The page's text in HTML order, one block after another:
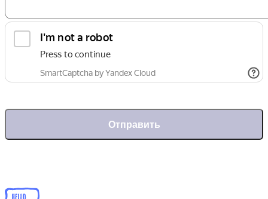
Отправить